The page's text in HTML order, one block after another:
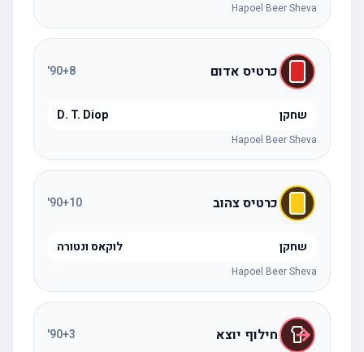
Hapoel Beer Sheva
כרטיס אדום 90+8
'
שחקן D. T. Diop
Hapoel Beer Sheva
כרטיס צהוב 90+10
'
שחקן לוקאס ונטורה
Hapoel Beer Sheva
חילוף יוצא 90+3
'